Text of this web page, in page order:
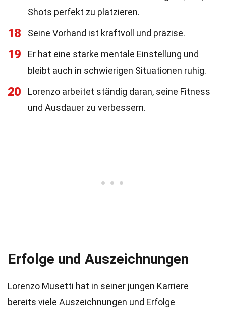
Shots perfekt zu platzieren.
18 Seine Vorhand ist kraftvoll und präzise.
19
Er hat eine starke mentale Einstellung und
bleibt auch in schwierigen Situationen ruhig.
20
Lorenzo arbeitet ständig daran, seine Fitness
und Ausdauer zu verbessern.
Erfolge und Auszeichnungen
Lorenzo Musetti hat in seiner jungen Karriere
bereits viele Auszeichnungen und Erfolge